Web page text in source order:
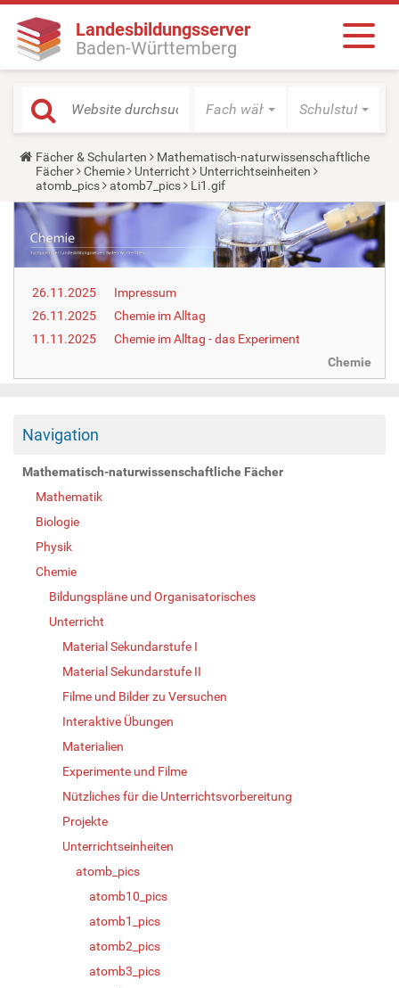
Landesbildungsserver
Baden-Württemberg
Fach wählen Schulstufe
Y
o
u
a
r
e
h
e
r
:
Fächer & Schularten
Mathematisch-naturwissenschaftliche
Fächer
Chemie Unterricht
Unterrichtseinheiten
atomb_pics
atomb7_pics Li1.gif
26.11.2025
Impressum
26.11.2025
Chemie im Alltag
11.11.2025
Chemie im Alltag - das Experiment
Chemie
Navigation
Mathematisch-naturwissenschaftliche Fächer
Mathematik
Biologie
Physik
Chemie
Bildungspläne und Organisatorisches
Unterricht
Material Sekundarstufe I
Material Sekundarstufe II
Filme und Bilder zu Versuchen
Interaktive Übungen
Materialien
Experimente und Filme
Nützliches für die Unterrichtsvorbereitung
Projekte
Unterrichtseinheiten
atomb_pics
atomb10_pics
atomb1_pics
atomb2_pics
atomb3_pics